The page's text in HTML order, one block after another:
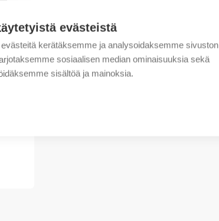
evästeistä
kerätäksemme ja analysoidaksemme sivuston
sosiaalisen median ominaisuuksia sekä
sisältöä ja mainoksia.